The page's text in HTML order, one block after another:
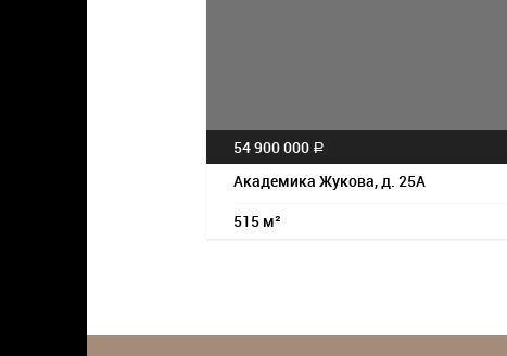
54 900 000 a
Академика Жукова, д. 25А
515 м²